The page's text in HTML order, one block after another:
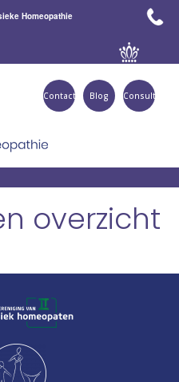
Homeopathie
Consult
Blog
Contact
overzicht